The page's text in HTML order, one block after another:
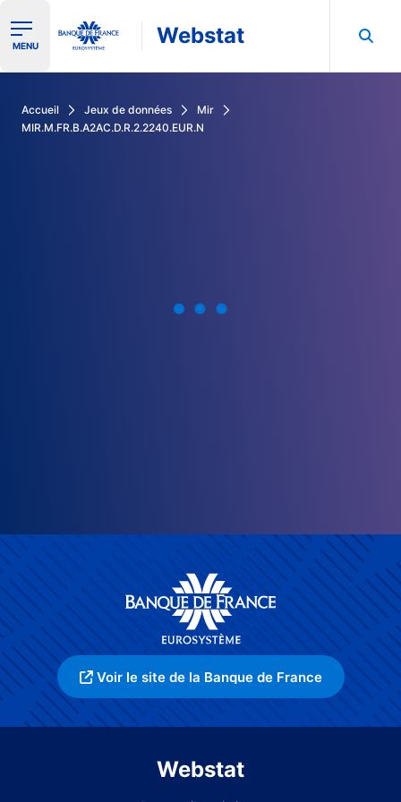
Ouvrir le menu de navigation
MENU Webstat
Accueil Jeux de données
Mir
MIR.M.FR.B.A2AC.D.R.2.2240.EUR.N
Voir le site de la Banque de France
Webstat